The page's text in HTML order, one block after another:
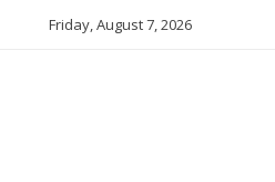
Friday, August 7, 2026